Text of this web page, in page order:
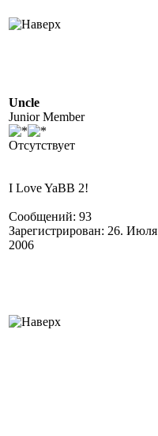
Uncle
Junior Member
Отсутствует
I Love YaBB 2!
Сообщений: 93
Зарегистрирован: 26. Июля
2006